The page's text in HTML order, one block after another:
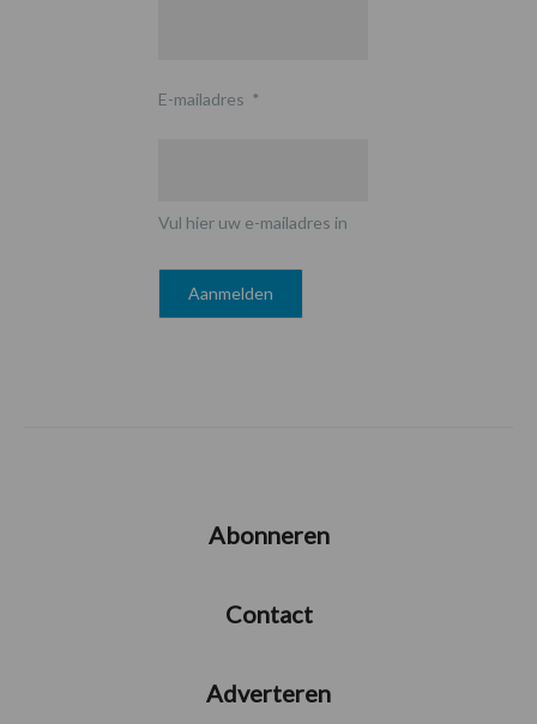
E-mailadres *
Vul hier uw e-mailadres in
Abonneren
Contact
Adverteren